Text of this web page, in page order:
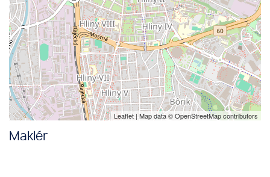
Leaflet | Map data ©OpenStreetMapcontributors
Maklér